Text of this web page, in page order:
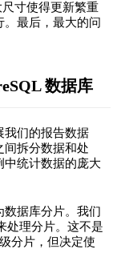
寸使得更新繁重
最后，最大的问
数据库
我们的报告数据
间拆分数据和处
中统计数据的庞大
数据库分片。我们
处理分片。这不是
分片，但决定使